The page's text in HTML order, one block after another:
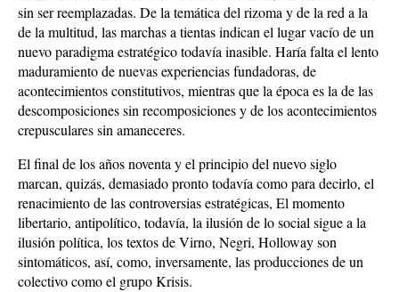
sin ser reemplazadas. De la temática del rizoma y de la red a la
de la multitud, las marchas a tientas indican el lugar vacío de un
nuevo paradigma estratégico todavía inasible. Haría falta el lento
maduramiento de nuevas experiencias fundadoras, de
acontecimientos constitutivos, mientras que la época es la de las
descomposiciones sin recomposiciones y de los acontecimientos
crepusculares sin amaneceres.
El final de los años noventa y el principio del nuevo siglo
marcan, quizás, demasiado pronto todavía como para decirlo, el
renacimiento de las controversias estratégicas, El momento
libertario, antipolítico, todavía, la ilusión de lo social sigue a la
ilusión política, los textos de Virno, Negri, Holloway son
sintomáticos, así, como, inversamente, las producciones de un
colectivo como el grupo Krisis.